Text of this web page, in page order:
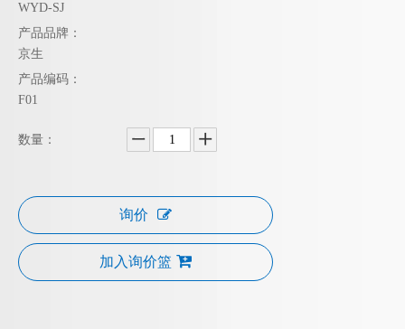
WYD-SJ
产品品牌：
京生
产品编码：
F01
数量：
询价
加入询价篮